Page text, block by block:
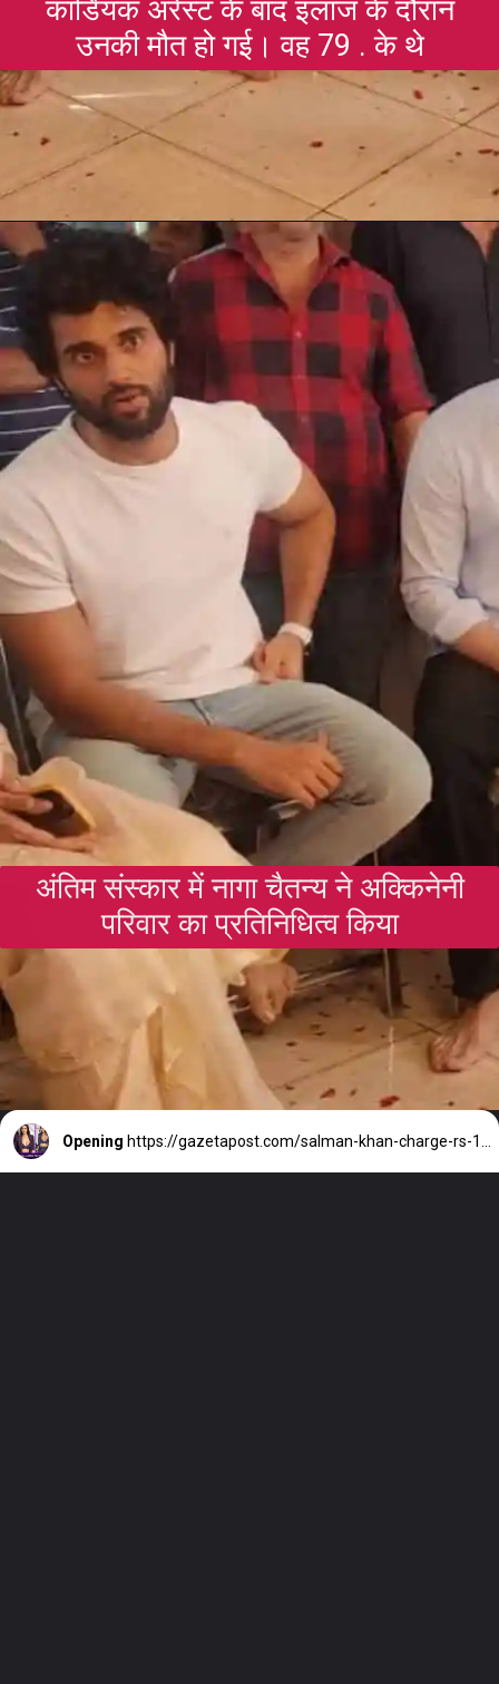
कार्डियक अरेस्ट के बाद इलाज के दौरान
उनकी मौत हो गई। वह 79 . के थे
https://gazetapost.com/salman-khan-charge-rs-1000-crore-for-hosting-bigg-boss-16/57822/
अंतिम संस्कार में नागा चैतन्य ने अक्किनेनी
परिवार का प्रतिनिधित्व किया
Opening https://gazetapost.com/salman-khan-charge-rs-1000-crore-for-hosting-bigg-boss-16/57822/